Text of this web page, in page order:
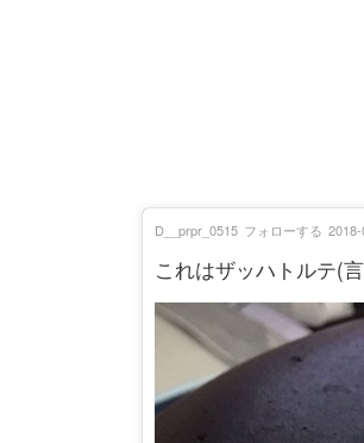
これはザッハトルテ(
D__prpr_0515 フォローする